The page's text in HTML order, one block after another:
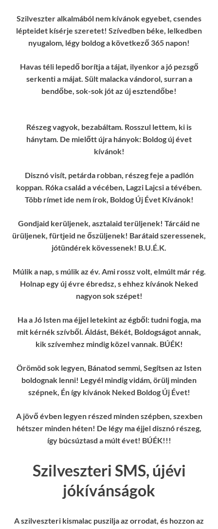
Szilveszter alkalmából nem kívánok egyebet, csendes
lépteidet kísérje szeretet! Szívedben béke, lelkedben
nyugalom, légy boldog a következő 365 napon!
Havas téli lepedő borítja a tájat, ilyenkor a jó pezsgő
serkenti a májat. Sült malacka vándorol, surran a
bendőbe, sok-sok jót az új esztendőbe!
Részeg vagyok, bezabáltam. Rosszul lettem, ki is
hánytam. De mielőtt újra hányok: Boldog új évet
kívánok!
Disznó visít, petárda robban, részeg feje a padlón
koppan. Róka család a vécében, Lagzi Lajcsi a tévében.
Több rímet ide nem írok, Boldog Új Évet Kívánok!
Gondjaid kerüljenek, asztalaid terüljenek! Tárcáid ne
ürüljenek, fürtjeid ne őszüljenek! Barátaid szeressenek,
jótündérek kövessenek! B.U.É.K.
Múlik a nap, s múlik az év. Ami rossz volt, elmúlt már rég.
Holnap egy új évre ébredsz, s ehhez kívánok Neked
nagyon sok szépet!
Ha a Jó Isten ma éjjel letekint az égből: tudni fogja, ma
mit kérnék szívből. Áldást, Békét, Boldogságot annak,
kik szívemhez mindig közel vannak. BÚÉK!
Örömöd sok legyen, Bánatod semmi, Segítsen az Isten
boldognak lenni! Legyél mindig vidám, örülj minden
szépnek, Én így kívánok Neked Boldog Új Évet!
A jövő évben legyen részed minden szépben, szexben
hétszer minden héten! De légy ma éjjel disznó részeg,
így búcsúztasd a múlt évet! BÚÉK!!!
Szilveszteri SMS, újévi
jókívánságok
A szilveszteri kismalac puszilja az orrodat, és hozzon az